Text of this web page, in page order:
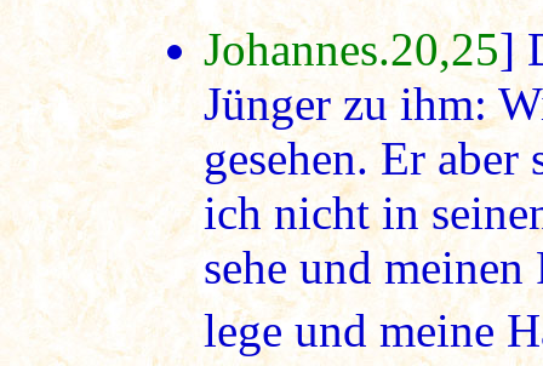
Johannes.20,25]
Jünger zu ihm:
gesehen. Er aber
ich nicht in
sehe und
lege und meine